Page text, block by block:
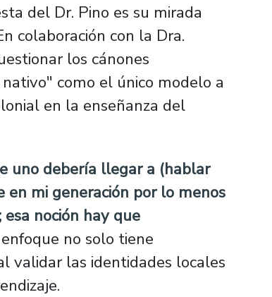
del Dr. Pino es su mirada
colaboración con la Dra.
los cánones
como el único modelo a
en la enseñanza del
uno debería llegar a (hablar
mi generación por lo menos
noción hay que
no solo tiene
validar las identidades locales